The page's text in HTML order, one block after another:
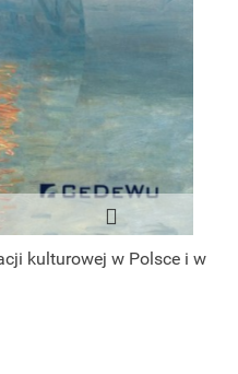
kulturowej w Polsce i w